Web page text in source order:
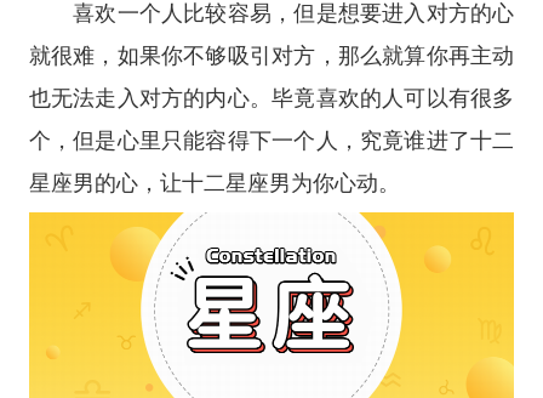
喜欢一个人比较容易，但是想要进入对方的心
就很难，如果你不够吸引对方，那么就算你再主动
也无法走入对方的内心。毕竟喜欢的人可以有很多
个，但是心里只能容得下一个人，究竟谁进了十二
星座男的心，让十二星座男为你心动。